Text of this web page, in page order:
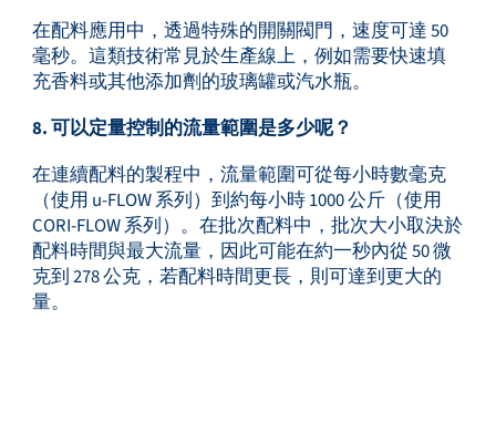
在配料應用中，透過特殊的開關閥門，速度可達 50
毫秒。這類技術常見於生產線上，例如需要快速填
充香料或其他添加劑的玻璃罐或汽水瓶。
8. 可以定量控制的流量範圍是多少呢？
在連續配料的製程中，流量範圍可從每小時數毫克
（使用 u-FLOW 系列）到約每小時 1000 公斤（使用
CORI-FLOW 系列）。在批次配料中，批次大小取決於
配料時間與最大流量，因此可能在約一秒內從 50 微
克到 278 公克，若配料時間更長，則可達到更大的
量。